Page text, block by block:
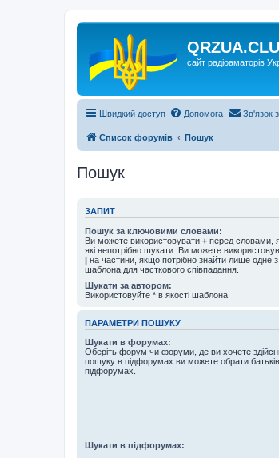
сайт радіоаматорів
Швидкий доступ Допомога Зв'язок
Список форумів Пошук
Пошук
ЗАПИТ
Пошук за ключовими словами:
Ви можете використовувати + перед словами,
які непотрібно шукати. Ви можете
| на частини, якщо потрібно знайти лише одне
шаблона для часткового співпадання.
Шукати за автором:
Використовуйте * в якості шаблона
ПАРАМЕТРИ ПОШУКУ
Шукати в форумах:
Оберіть форум чи форуми, де ви хочете
пошуку в підфорумах ви можете обрати
підфорумах.
Шукати в підфорумах: